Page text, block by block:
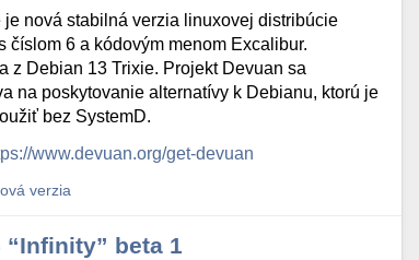
je nová stabilná verzia linuxovej distribúcie
číslom 6 a kódovým menom Excalibur.
z Debian 13 Trixie. Projekt Devuan sa
na poskytovanie alternatívy k Debianu, ktorú je
bez SystemD.
www.devuan.org/get-devuan
verzia
“Infinity” beta 1